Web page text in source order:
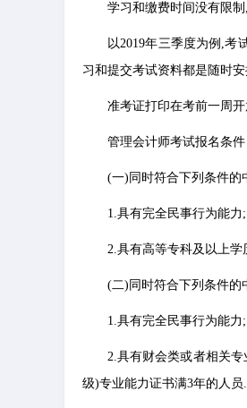
学习和缴费时间没有限
以2019年三季度为例,考
习和提交考试资料都是随时安
准考证打印在考前一周
管理会计师考试报名条件
(一)同时符合下列条件的
1.具有完全民事行为能力;
2.具有高等专科及以上
(二)同时符合下列条件的
1.具有完全民事行为能力;
2.具有财会类或者相关
级)专业能力证书满3年的人员.